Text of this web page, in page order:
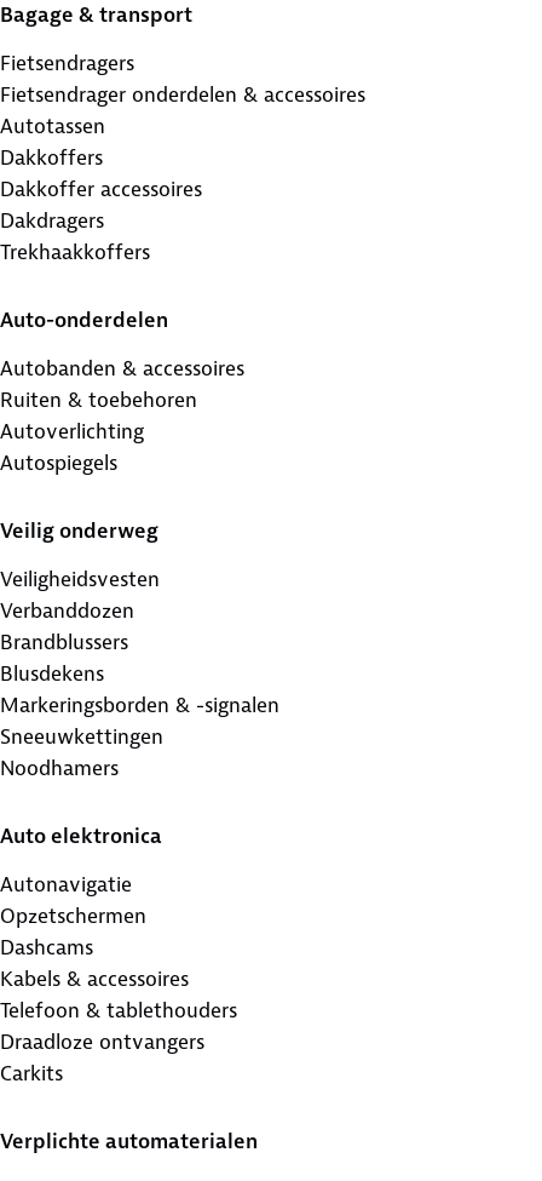
Bagage & transport
Fietsendragers
Fietsendrager onderdelen & accessoires
Autotassen
Dakkoffers
Dakkoffer accessoires
Dakdragers
Trekhaakkoffers
Auto-onderdelen
Autobanden & accessoires
Ruiten & toebehoren
Autoverlichting
Autospiegels
Veilig onderweg
Veiligheidsvesten
Verbanddozen
Brandblussers
Blusdekens
Markeringsborden & -signalen
Sneeuwkettingen
Noodhamers
Auto elektronica
Autonavigatie
Opzetschermen
Dashcams
Kabels & accessoires
Telefoon & tablethouders
Draadloze ontvangers
Carkits
Verplichte automaterialen